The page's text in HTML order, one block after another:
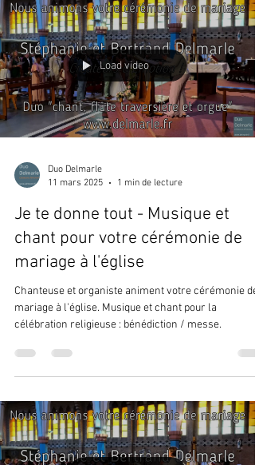
Load video
Duo Delmarle
11 mars 2025
1 min de lecture
Je te donne tout - Musique et
chant pour votre cérémonie de
mariage à l'église
Chanteuse et organiste animent votre cérémonie de
mariage à l'église. Musique et chant pour la
célébration religieuse : bénédiction / messe.